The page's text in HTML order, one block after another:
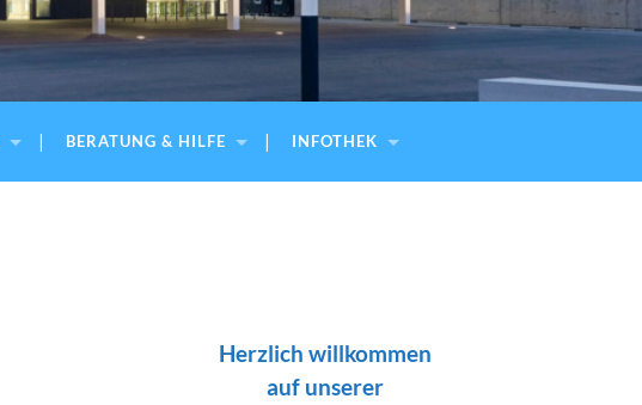
BERATUNG & HILFE INFOTHEK
Herzlich willkommen
auf unserer